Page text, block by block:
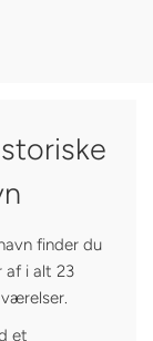
finder du
af i alt 23
et